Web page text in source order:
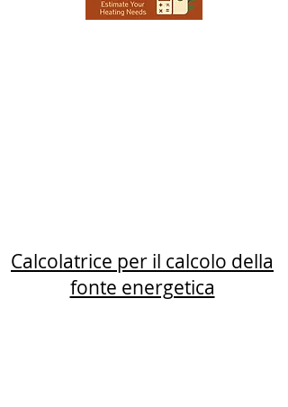
Calcolatrice per il calcolo della
fonte energetica